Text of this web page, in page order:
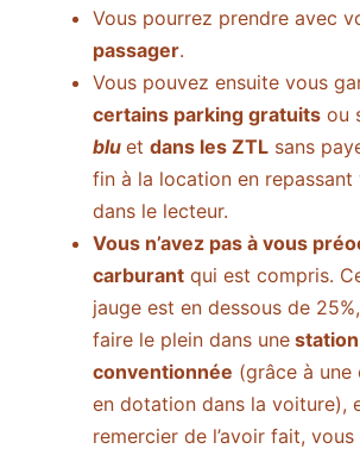
Vous pourrez prendre avec
passager.
Vous pouvez ensuite vous
certains parking gratuits ou
blu et dans les ZTL sans
fin à la location en
dans le lecteur.
Vous n’avez pas à vous
carburant qui est compris.
jauge est en dessous de
faire le plein dans une station
conventionnée (grâce à une
en dotation dans la voiture),
remercier de l’avoir fait, vous